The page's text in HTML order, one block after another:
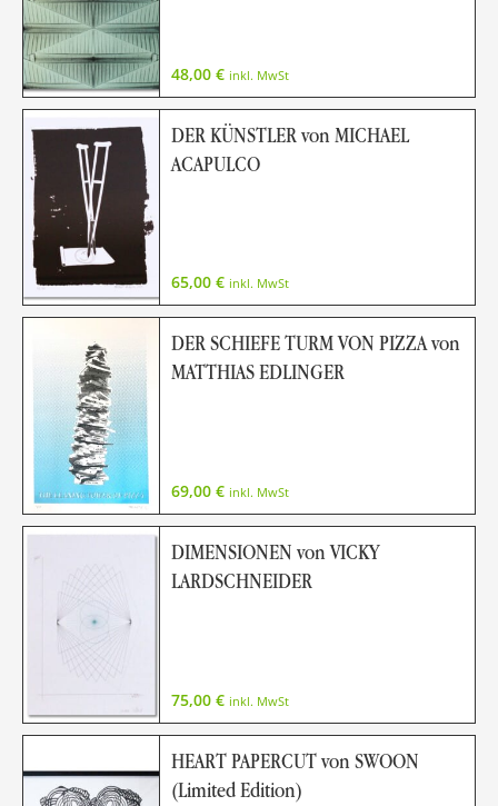
48,00 € inkl. MwSt
DER KÜNSTLER von MICHAEL
ACAPULCO
65,00 € inkl. MwSt
DER SCHIEFE TURM VON PIZZA von
MATTHIAS EDLINGER
69,00 € inkl. MwSt
DIMENSIONEN von VICKY
LARDSCHNEIDER
75,00 € inkl. MwSt
HEART PAPERCUT von SWOON
(Limited Edition)